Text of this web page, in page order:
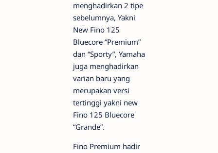
menghadirkan 2 tipe
sebelumnya, Yakni
New Fino 125
Bluecore “Premium”
dan “Sporty”, Yamaha
juga menghadirkan
varian baru yang
merupakan versi
tertinggi yakni new
Fino 125 Bluecore
“Grande”.
Fino Premium hadir